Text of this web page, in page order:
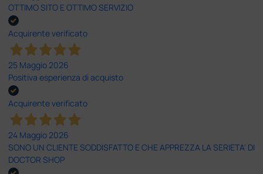
OTTIMO SITO E OTTIMO SERVIZIO
Acquirente verificato
25 Maggio 2026
Positiva esperienza di acquisto
Acquirente verificato
24 Maggio 2026
SONO UN CLIENTE SODDISFATTO E CHE APPREZZA LA SERIETA' DI
DOCTOR SHOP